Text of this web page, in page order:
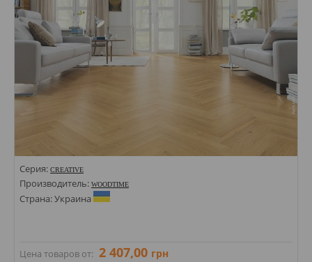
Серия: CREATIVE
Производитель: WOODTIME
Страна: Украина
Цена товаров от: 2 407,00 грн